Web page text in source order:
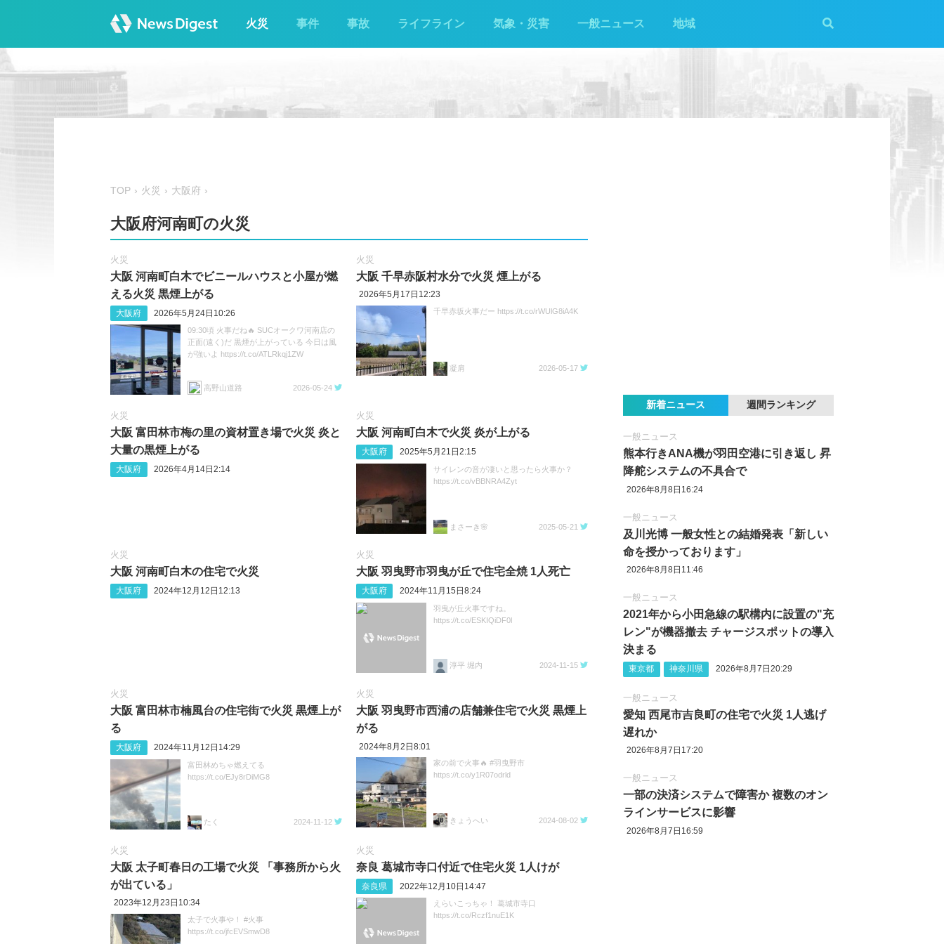
火災 事件 事故 ライフライン 気象・災害 一般ニュース 地域
TOP 火災 大阪府
大阪府河南町の火災
火災
大阪 河南町白木でビニールハウスと小屋が燃
える火災 黒煙上がる
大阪府 2026年5月24日10:26
09:30頃 火事だね🔥 SUCオークワ河南店の
正面(遠く)だ 黒煙が上がっている 今日は風
が強いよ https://t.co/ATLRkqj1ZW
高野山道路 2026-05-24
火災
大阪 千早赤阪村水分で火災 煙上がる
2026年5月17日12:23
千早赤坂火事だー https://t.co/rWUlG8iA4K
凝肩 2026-05-17
火災
大阪 富田林市梅の里の資材置き場で火災 炎と
大量の黒煙上がる
大阪府 2026年4月14日2:14
火災
大阪 河南町白木で火災 炎が上がる
大阪府 2025年5月21日2:15
サイレンの音が凄いと思ったら火事か？
https://t.co/vBBNRA4Zyt
まさーき🌸 2025-05-21
火災
大阪 河南町白木の住宅で火災
大阪府 2024年12月12日12:13
火災
大阪 羽曳野市羽曳が丘で住宅全焼 1人死亡
大阪府 2024年11月15日8:24
羽曳が丘火事ですね。
https://t.co/ESKIQiDF0l
淳平 堀内 2024-11-15
火災
大阪 富田林市楠風台の住宅街で火災 黒煙上が
る
大阪府 2024年11月12日14:29
富田林めちゃ燃えてる
https://t.co/EJy8rDiMG8
たく 2024-11-12
火災
大阪 羽曳野市西浦の店舗兼住宅で火災 黒煙上
がる
2024年8月2日8:01
家の前で火事🔥 #羽曳野市
https://t.co/y1R07odrld
きょうへい 2024-08-02
火災
大阪 太子町春日の工場で火災 「事務所から火
が出ている」
2023年12月23日10:34
太子で火事や！ #火事
https://t.co/jfcEVSmwD8
火災
奈良 葛城市寺口付近で住宅火災 1人けが
奈良県 2022年12月10日14:47
えらいこっちゃ！ 葛城市寺口
https://t.co/Rczf1nuE1K
新着ニュース 週間ランキング
一般ニュース
熊本行きANA機が羽田空港に引き返し 昇
降舵システムの不具合で
2026年8月8日16:24
一般ニュース
及川光博 一般女性との結婚発表「新しい
命を授かっております」
2026年8月8日11:46
一般ニュース
2021年から小田急線の駅構内に設置の"充
レン"が機器撤去 チャージスポットの導入
決まる
東京都 神奈川県 2026年8月7日20:29
一般ニュース
愛知 西尾市吉良町の住宅で火災 1人逃げ
遅れか
2026年8月7日17:20
一般ニュース
一部の決済システムで障害か 複数のオン
ラインサービスに影響
2026年8月7日16:59